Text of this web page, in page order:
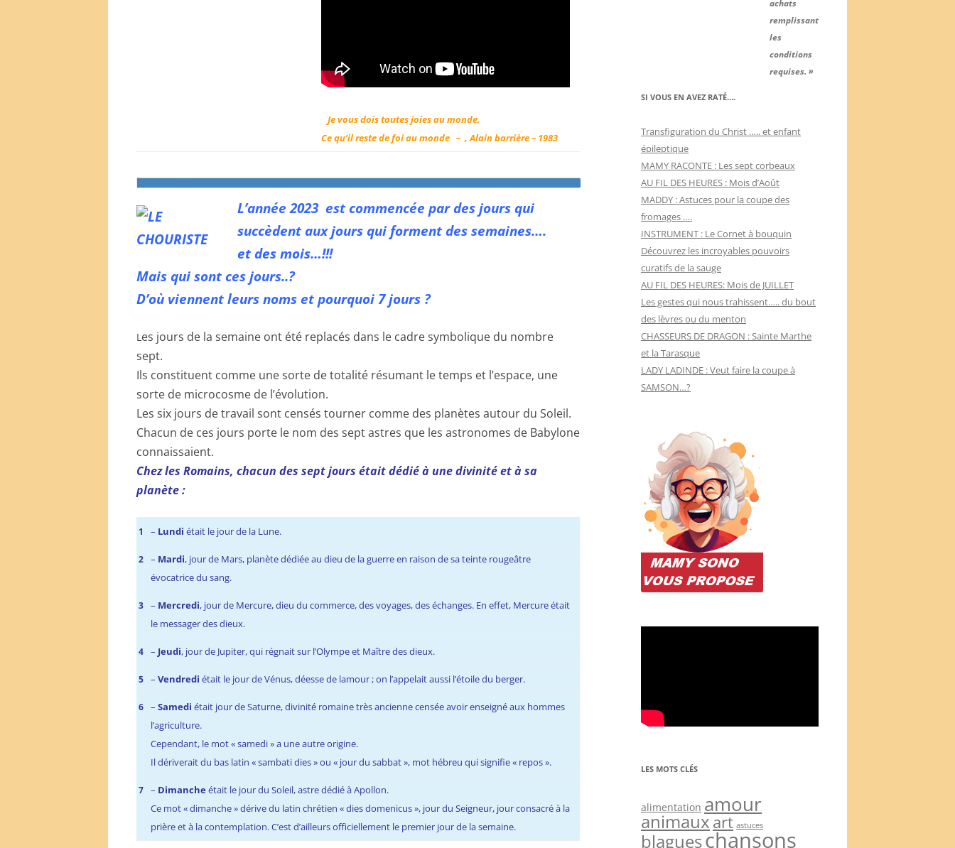
Je vous dois toutes joies au monde,
Ce qu’il reste de foi au monde – , Alain barrière – 1983
L’année 2023 est commencée par des jours qui
succèdent aux jours qui forment des semaines….
et des mois…!!!
Mais qui sont ces jours..?
D’où viennent leurs noms et pourquoi 7 jours ?
Les jours de la semaine ont été replacés dans le cadre symbolique du nombre
sept.
Ils constituent comme une sorte de totalité résumant le temps et l’espace, une
sorte de microcosme de l’évolution.
Les six jours de travail sont censés tourner comme des planètes autour du Soleil.
Chacun de ces jours porte le nom des sept astres que les astronomes de Babylone
connaissaient.
Chez les Romains, chacun des sept jours était dédié à une divinité et à sa
planète :
1 – Lundi était le jour de la Lune.
2 – Mardi, jour de Mars, planète dédiée au dieu de la guerre en raison de sa teinte rougeâtre
évocatrice du sang.
3 – Mercredi, jour de Mercure, dieu du commerce, des voyages, des échanges. En effet, Mercure était
le messager des dieux.
4 – Jeudi, jour de Jupiter, qui régnait sur l’Olympe et Maître des dieux.
5 – Vendredi était le jour de Vénus, déesse de lamour ; on l’appelait aussi l’étoile du berger.
6 – Samedi était jour de Saturne, divinité romaine très ancienne censée avoir enseigné aux hommes
l’agriculture.
Cependant, le mot « samedi » a une autre origine.
Il dériverait du bas latin « sambati dies » ou « jour du sabbat », mot hébreu qui signifie « repos ».
7 – Dimancheétait le jour du Soleil, astre dédié à Apollon.
Ce mot « dimanche » dérive du latin chrétien « dies domenicus », jour du Seigneur, jour consacré à la
prière et à la contemplation. C’est d’ailleurs officiellement le premier jour de la semaine.
achats
remplissant
les
conditions
requises. »
SI VOUS EN AVEZ RATÉ….
Transfiguration du Christ ….. et enfant
épileptique
MAMY RACONTE : Les sept corbeaux
AU FIL DES HEURES : Mois d’Août
MADDY : Astuces pour la coupe des
fromages ….
INSTRUMENT : Le Cornet à bouquin
Découvrez les incroyables pouvoirs
curatifs de la sauge
AU FIL DES HEURES: Mois de JUILLET
Les gestes qui nous trahissent….. du bout
des lèvres ou du menton
CHASSEURS DE DRAGON : Sainte Marthe
et la Tarasque
LADY LADINDE : Veut faire la coupe à
SAMSON…?
LES MOTS CLÉS
alimentation amour
animauxart astuces
blagueschansons